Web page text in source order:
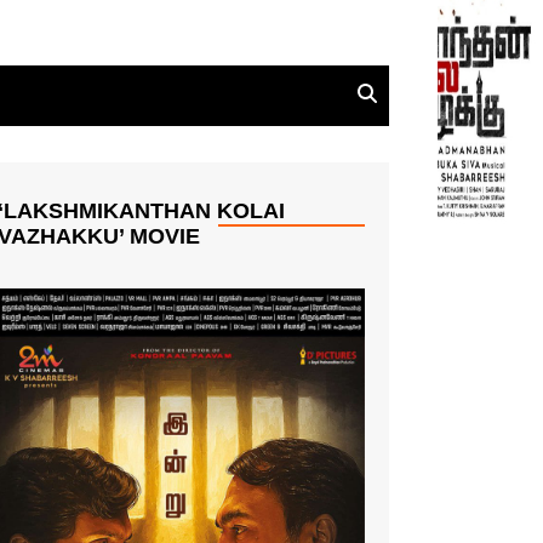
‘LAKSHMIKANTHAN KOLAI
MOVIE